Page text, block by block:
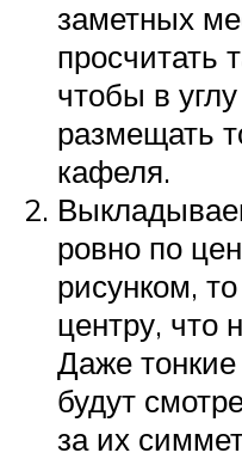
заметных
просчитать
чтобы в
размещать
кафеля.
ровно по
рисунком,
центру, что
Даже тонкие
будут
за их